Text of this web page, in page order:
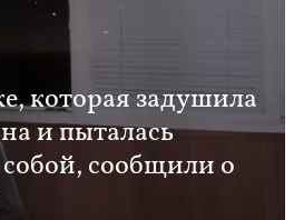
которая задушила
и пыталась
сообщили о